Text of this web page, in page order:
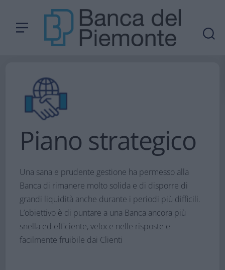
Piano strategico
Una sana e prudente gestione ha permesso alla
Banca di rimanere molto solida e di disporre di
grandi liquidità anche durante i periodi più difficili.
L’obiettivo è di puntare a una Banca ancora più
snella ed efficiente, veloce nelle risposte e
facilmente fruibile dai Clienti